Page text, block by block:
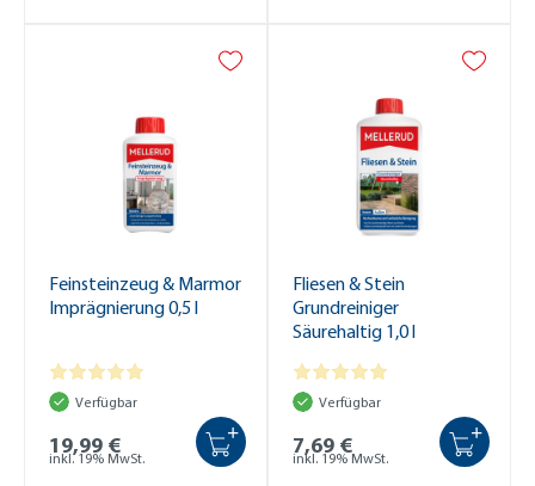
Feinsteinzeug & Marmor
Imprägnierung 0,5 l
Verfügbar
19,99 €
inkl. 19% MwSt.
+
Fliesen & Stein
Grundreiniger
Säurehaltig 1,0 l
Verfügbar
7,69 €
inkl. 19% MwSt.
+